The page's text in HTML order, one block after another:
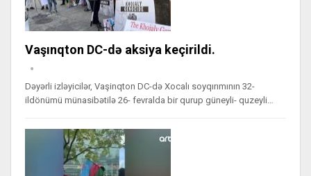
Vaşınqton DC-də aksiya keçirildi.
Dəyərli izləyicilər, Vaşinqton DC-də Xocalı soyqırımının 32-
ildönümü münasibətilə 26- fevralda bir qurup güneyli- quzeyli…